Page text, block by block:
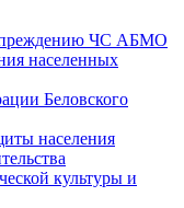
ЧС АБМО
населенных
Беловского
населения
культуры и